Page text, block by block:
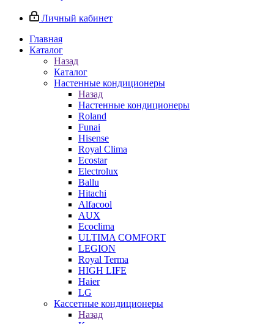
Личный кабинет
Главная
Каталог
Назад
Каталог
Настенные кондиционеры
Назад
Настенные кондиционеры
Roland
Funai
Hisense
Royal Clima
Ecostar
Electrolux
Ballu
Hitachi
Alfacool
AUX
Ecoclima
ULTIMA COMFORT
LEGION
Royal Terma
HIGH LIFE
Haier
LG
Кассетные кондиционеры
Назад